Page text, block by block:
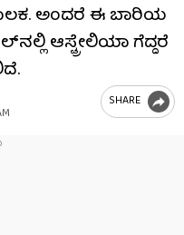
ಅಂದರೆ ಈ ಬಾರಿಯ
ಆಸ್ಟ್ರೇಲಿಯಾ ಗೆದ್ದರೆ
SHARE